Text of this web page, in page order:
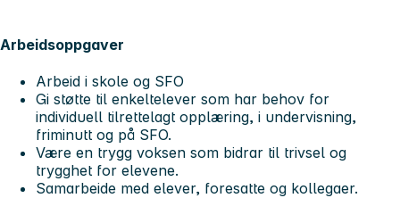
Arbeidsoppgaver
Arbeid i skole og SFO
Gi støtte til enkeltelever som har behov for
individuell tilrettelagt opplæring, i undervisning,
friminutt og på SFO.
Være en trygg voksen som bidrar til trivsel og
trygghet for elevene.
Samarbeide med elever, foresatte og kollegaer.